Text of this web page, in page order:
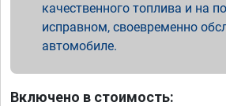
качественного топлива и на
исправном, своевременно
автомобиле.
Включено в стоимость: